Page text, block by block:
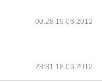
00:28 19.06.2012
23:31 18.06.2012